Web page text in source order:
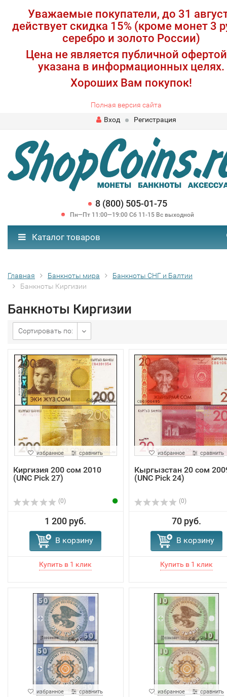
Уважаемые покупатели, до 31
действует скидка 15% (кроме монет 3
серебро и золото России)
Цена не является публичной
указана в информационных целях.
Хороших Вам покупок!
Полная версия сайта
Вход
Регистрация
8 (800) 505-01-75
Пн—Пт 11:00—19:00 Сб 11-15 Вс выходной
Каталог товаров
Главная Банкноты мира
Банкноты СНГ и Балтии
Банкноты Киргизии
Банкноты Киргизии
Сортировать по:
избранное сравнить
Киргизия 200 сом 2010
(UNC Pick 27)
(0)
1 200 руб.
В корзину
избранное сравнить
Кыргызстан 20 сом
(UNC Pick 24)
(0)
70 руб.
В корзину
избранное сравнить избранное сравнить